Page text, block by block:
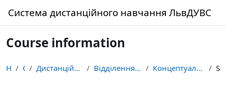
Система дистанційного навчання ЛьвДУВС
Course information
Home Courses Дистанційне навчання здобувачів освіти ЛьвДУВС Відділення аспірантури (ад’юнктури) і докторантури Концептуальні проблеми фінансового права України 2...